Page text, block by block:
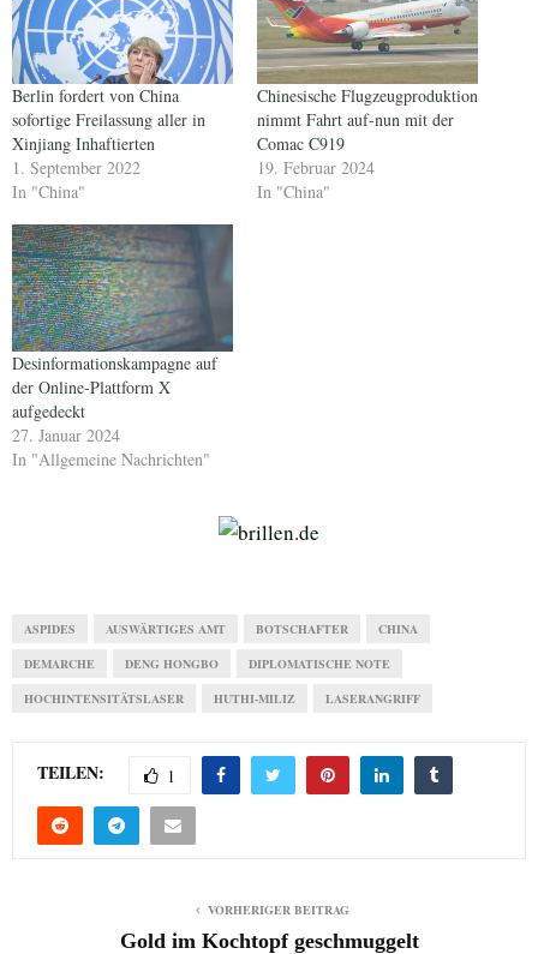
Berlin fordert von China
sofortige Freilassung aller in
Xinjiang Inhaftierten
1. September 2022
In "China"
Chinesische Flugzeugproduktion
nimmt Fahrt auf-nun mit der
Comac C919
19. Februar 2024
In "China"
Desinformationskampagne auf
der Online-Plattform X
aufgedeckt
27. Januar 2024
In "Allgemeine Nachrichten"
ASPIDES AUSWÄRTIGES AMT BOTSCHAFTER CHINA
DEMARCHE DENG HONGBO DIPLOMATISCHE NOTE
HOCHINTENSITÄTSLASER HUTHI-MILIZ LASERANGRIFF
TEILEN: 1
VORHERIGER BEITRAG
Gold im Kochtopf geschmuggelt